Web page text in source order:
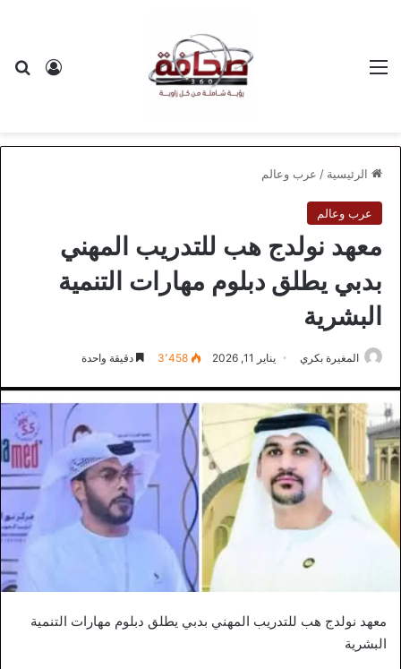
الرئيسية / عرب وعالم
عرب وعالم
معهد نولدج هب للتدريب المهني
بدبي يطلق دبلوم مهارات التنمية
البشرية
المغيرة بكري يناير 11, 2026 3٬458 دقيقة واحدة
معهد نولدج هب للتدريب المهني بدبي يطلق دبلوم مهارات التنمية
البشرية